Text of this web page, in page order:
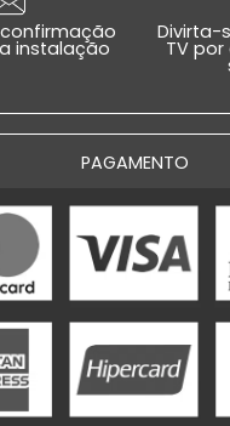
instalação
Divirta-
TV
PAGAMENTO